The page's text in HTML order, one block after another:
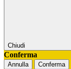
Chiudi
Conferma
Annulla Conferma